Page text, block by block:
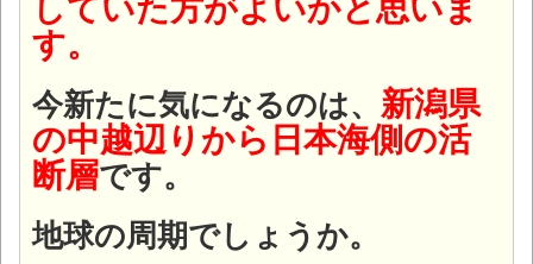
していた方がよいかと思いま
す。
今新たに気になるのは、 新潟県
の中越辺りから日本海側の活
断層です。
地球の周期でしょうか。